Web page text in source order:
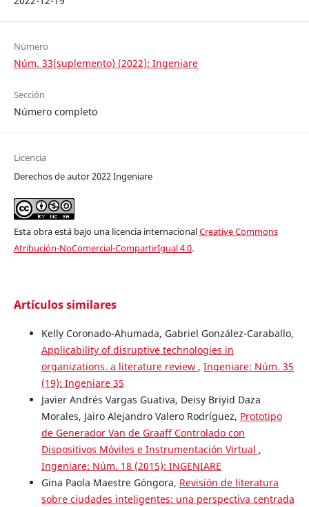
Número
Núm. 33(suplemento) (2022): Ingeniare
Sección
Número completo
Licencia
Derechos de autor 2022 Ingeniare
Esta obra está bajo una licencia internacionalCreative Commons
Atribución-NoComercial-CompartirIgual 4.0.
Artículos similares
Kelly Coronado-Ahumada, Gabriel González-Caraballo,
Applicability of disruptive technologies in
organizations. a literature review , Ingeniare: Núm. 35
(19): Ingeniare 35
Javier Andrés Vargas Guativa, Deisy Briyid Daza
Morales, Jairo Alejandro Valero Rodríguez, Prototipo
de Generador Van de Graaff Controlado con
Dispositivos Móviles e Instrumentación Virtual ,
Ingeniare: Núm. 18 (2015): INGENIARE
Gina Paola Maestre Góngora, Revisión de literatura
sobre ciudades inteligentes: una perspectiva centrada